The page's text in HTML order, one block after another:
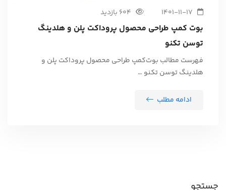
1401-11-17 604 بازدید
بوت کمپ طراحی محصول پروداکت پلن و هلدینگ
توسن تکنو
فهرست مطالب بوت‌کمپ طراحی محصول پروداکت پلن و
هلدینگ توسن تکنو …
ادامه مطلب
جستجو